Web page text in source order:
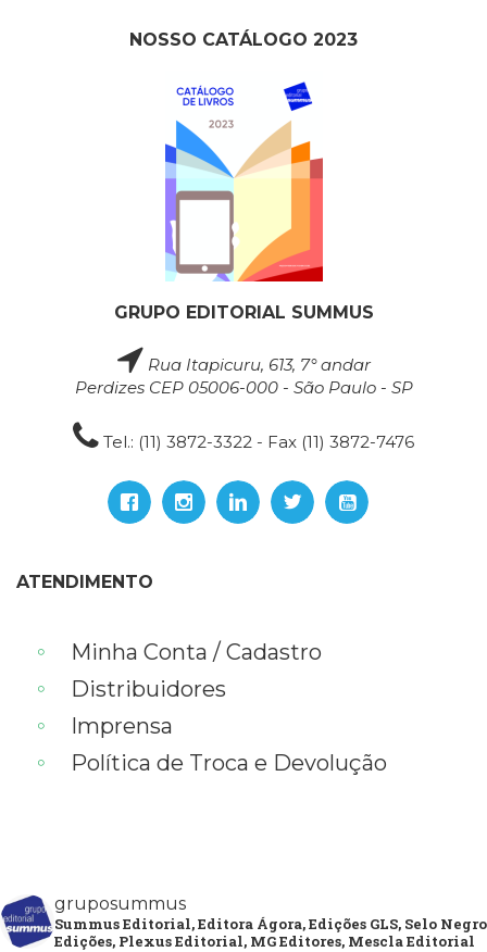
NOSSO CATÁLOGO 2023
GRUPO EDITORIAL SUMMUS
Rua Itapicuru, 613, 7° andar
Perdizes CEP 05006-000 - São Paulo - SP
Tel.: (11) 3872-3322 - Fax (11) 3872-7476
ATENDIMENTO
Minha Conta / Cadastro
Distribuidores
Imprensa
Política de Troca e Devolução
gruposummus
Summus Editorial, Editora Ágora, Edições GLS, Selo Negro
Edições, Plexus Editorial, MG Editores, Mescla Editorial